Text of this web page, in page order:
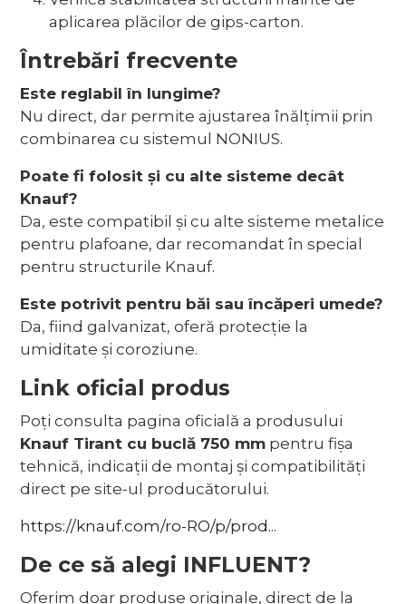
aplicarea plăcilor de gips-carton.
Întrebări frecvente
Este reglabil în lungime?
Nu direct, dar permite ajustarea înălțimii prin
combinarea cu sistemul NONIUS.
Poate fi folosit și cu alte sisteme decât
Knauf?
Da, este compatibil și cu alte sisteme metalice
pentru plafoane, dar recomandat în special
pentru structurile Knauf.
Este potrivit pentru băi sau încăperi umede?
Da, fiind galvanizat, oferă protecție la
umiditate și coroziune.
Link oficial produs
Poți consulta pagina oficială a produsului
Knauf Tirant cu buclă 750 mm pentru fișa
tehnică, indicații de montaj și compatibilități
direct pe site-ul producătorului.
https://knauf.com/ro-RO/p/prod...
De ce să alegi INFLUENT?
Oferim doar produse originale, direct de la